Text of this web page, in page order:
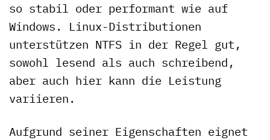
so stabil oder performant wie auf
Windows. Linux-Distributionen
unterstützen NTFS in der Regel gut,
sowohl lesend als auch schreibend,
aber auch hier kann die Leistung
variieren.
Aufgrund seiner Eigenschaften eignet